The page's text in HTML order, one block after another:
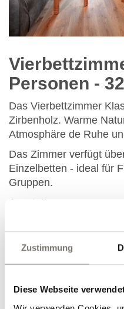
Zustimmung
Diese Webseite
Personen -
Das Vierbettzimmer
Zirbenholz. Warme
Atmosphäre de Ruhe
Das Zimmer verfügt
Einzelbetten - ideal für
Gruppen.
Ausstattung:
Safe
Badezimmer mit
Balkon